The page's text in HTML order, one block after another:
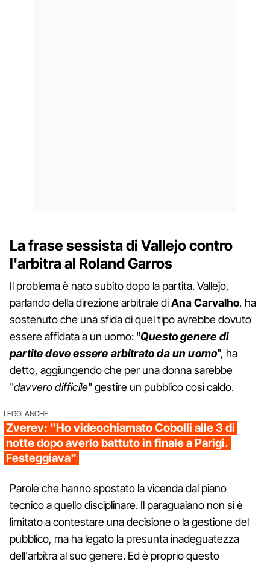
La frase sessista di Vallejo contro
l'arbitra al Roland Garros
Il problema è nato subito dopo la partita. Vallejo,
parlando della direzione arbitrale diAna Carvalho, ha
sostenuto che una sfida di quel tipo avrebbe dovuto
essere affidata a un uomo: "Questo genere di
partite deve essere arbitrato da un uomo", ha
detto, aggiungendo che per una donna sarebbe
"davvero difficile" gestire un pubblico così caldo.
LEGGI ANCHE
Zverev: "Ho videochiamato Cobolli alle 3 di
notte dopo averlo battuto in finale a Parigi.
Festeggiava"
Parole che hanno spostato la vicenda dal piano
tecnico a quello disciplinare. Il paraguaiano non si è
limitato a contestare una decisione o la gestione del
pubblico, ma ha legato la presunta inadeguatezza
dell'arbitra al suo genere. Ed è proprio questo